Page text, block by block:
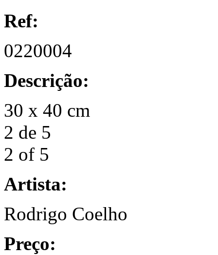
Ref:
0220004
Descrição:
30 x 40 cm
2 de 5
2 of 5
Artista:
Rodrigo Coelho
Preço: